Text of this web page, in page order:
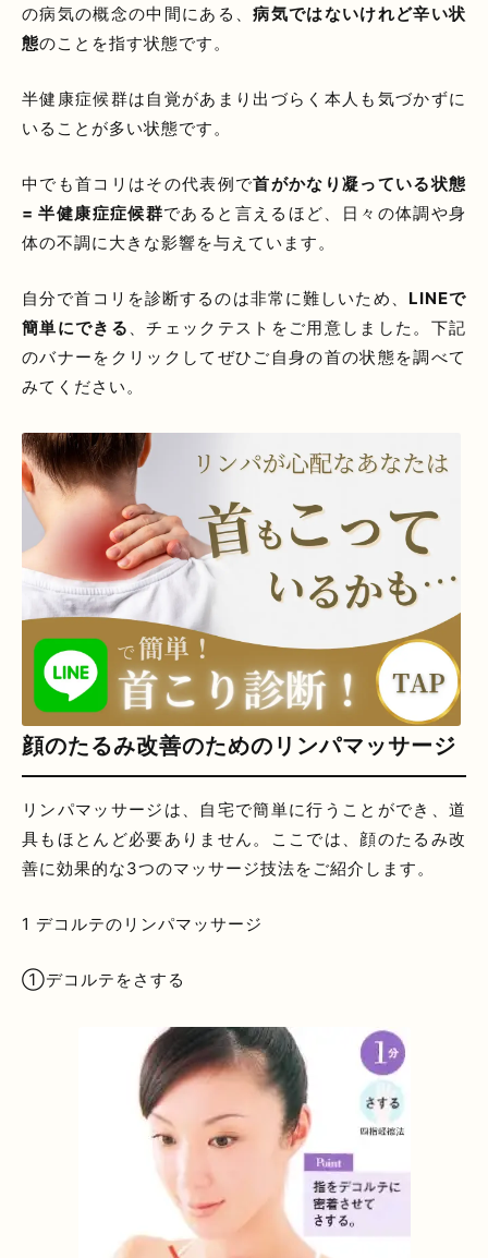
の病気の概念の中間にある、病気ではないけれど辛い状
態のことを指す状態です。
半健康症候群は自覚があまり出づらく本人も気づかずに
いることが多い状態です。
中でも首コリはその代表例で首がかなり凝っている状態
= 半健康症症候群であると言えるほど、日々の体調や身
体の不調に大きな影響を与えています。
自分で首コリを診断するのは非常に難しいため、 LINEで
簡単にできる 、チェックテストをご用意しました。下記
のバナーをクリックしてぜひご自身の首の状態を調べて
みてください。
顔のたるみ改善のためのリンパマッサージ
リンパマッサージは、自宅で簡単に行うことができ、道
具もほとんど必要ありません。ここでは、顔のたるみ改
善に効果的な3つのマッサージ技法をご紹介します。
1 デコルテのリンパマッサージ
①デコルテをさする